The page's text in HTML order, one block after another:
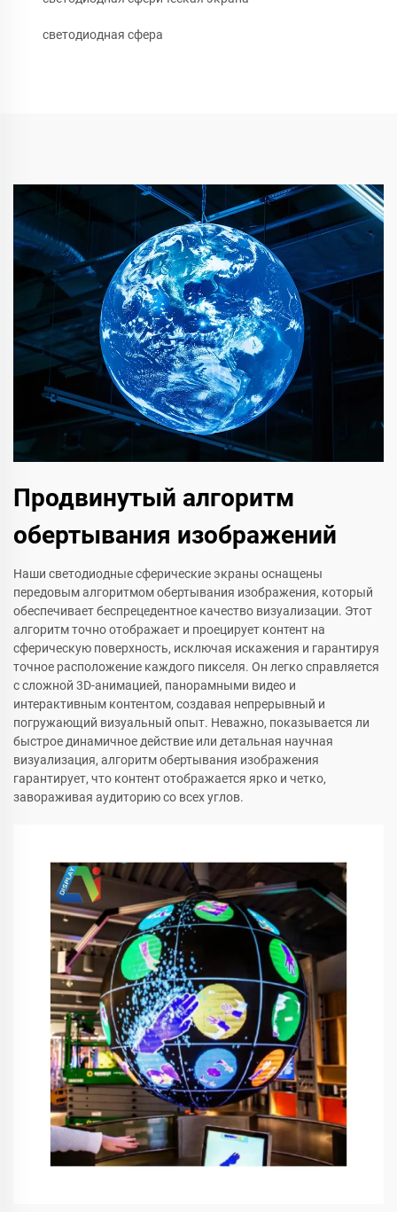
светодиодная сфера
Продвинутый алгоритм
обертывания изображений
Наши светодиодные сферические экраны оснащены
передовым алгоритмом обертывания изображения, который
обеспечивает беспрецедентное качество визуализации. Этот
алгоритм точно отображает и проецирует контент на
сферическую поверхность, исключая искажения и гарантируя
точное расположение каждого пикселя. Он легко справляется
с сложной 3D-анимацией, панорамными видео и
интерактивным контентом, создавая непрерывный и
погружающий визуальный опыт. Неважно, показывается ли
быстрое динамичное действие или детальная научная
визуализация, алгоритм обертывания изображения
гарантирует, что контент отображается ярко и четко,
завораживая аудиторию со всех углов.